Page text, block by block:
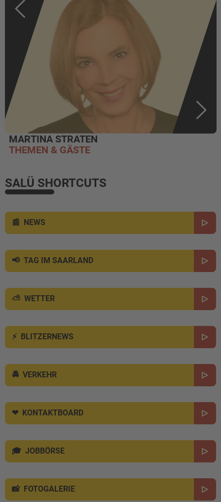
MARTINA STRATEN
THEMEN & GÄSTE
SALÜ SHORTCUTS
NEWS
TAG IM SAARLAND
WETTER
BLITZERNEWS
VERKEHR
KONTAKTBOARD
JOBBÖRSE
FOTOGALERIE